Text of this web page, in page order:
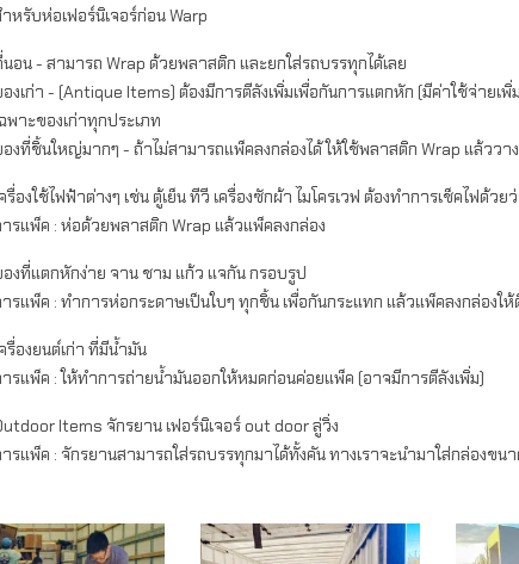
หรับห่อเฟอร์นิเจอร์ก่อน Warp
อน - สามารถ Wrap ด้วยพลาสติก และยกใส่รถบรรทุกได้เลย
งเก่า - (Antique Items) ต้องมีการตีลังเพิ่มเพื่อกันการแตกหัก (มีค่าใช้จ่ายเ
พาะของเก่าทุกประเภท
งที่ชิ้นใหญ่มากๆ - ถ้าไม่สามารถแพ็คลงกล่องได้ ให้ใช้พลาสติก Wrap แล้ววา
รื่องใช้ไฟฟ้าต่างๆ เช่น ตู้เย็น ทีวี เครื่องซักผ้า ไมโครเวฟ ต้องทำการเช็คไฟด้ว
รแพ็ค : ห่อด้วยพลาสติก Wrap แล้วแพ็คลงกล่อง
งที่แตกหักง่าย จาน ชาม แก้ว แจกัน กรอบรูป
รแพ็ค : ทำการห่อกระดาษเป็นใบๆ ทุกชิ้น เพื่อกันกระแทก แล้วแพ็คลงกล่อง
รื่องยนต์เก่า ที่มีน้ำมัน
รแพ็ค : ให้ทำการถ่ายน้ำมันออกให้หมดก่อนค่อยแพ็ค (อาจมีการตีลังเพิ่ม)
Items จักรยาน เฟอร์นิเจอร์ out door ลู่วิ่ง
รแพ็ค : จักรยานสามารถใส่รถบรรทุกมาได้ทั้งคัน ทางเราจะนำมาใส่กล่องข